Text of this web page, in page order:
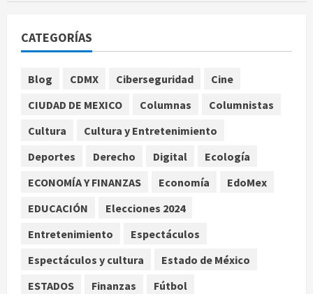
Lotería Nacional emite billete por
centenario de la Asociación de
agosto 7, 2026
Desplome de la IA arrastra a fondos
estrella de Wall Street
CATEGORÍAS
Blog CDMX Ciberseguridad
Cine
CIUDAD DE MEXICO
Columnas
Columnistas
Cultura
Cultura y Entretenimiento
Deportes
Derecho Digital
Ecología
ECONOMÍA Y FINANZAS
Economía
EdoMex
EDUCACIÓN
Elecciones 2024
Entretenimiento
Espectáculos
Espectáculos y cultura
Estado de México
ESTADOS
Finanzas Fútbol